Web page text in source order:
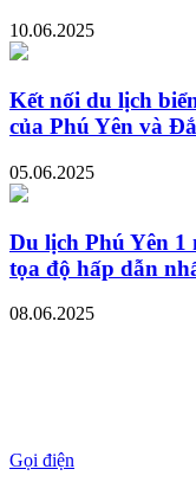
10.06.2025
Kết nối du lịch
của Phú Yên và
05.06.2025
Du lịch Phú Yên 1
tọa độ hấp dẫn
08.06.2025
Gọi điện